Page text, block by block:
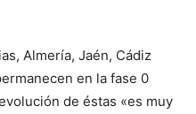
Almería, Jaén, Cádiz
en la fase 0
de éstas «es muy